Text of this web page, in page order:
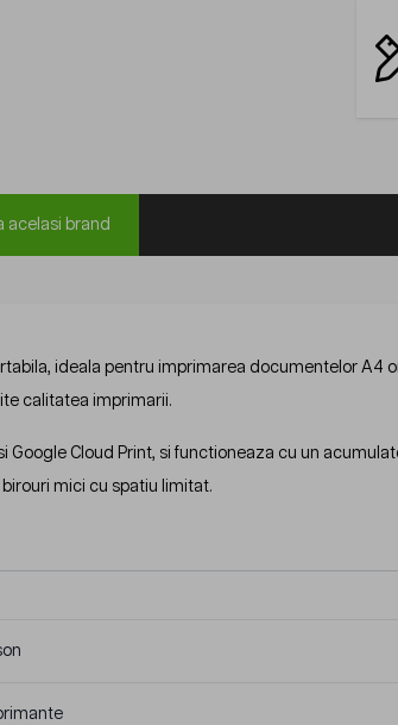
acelasi brand
ideala pentru imprimarea documentelor A4
calitatea imprimarii.
Google Cloud Print, si functioneaza cu un
mici cu spatiu limitat.